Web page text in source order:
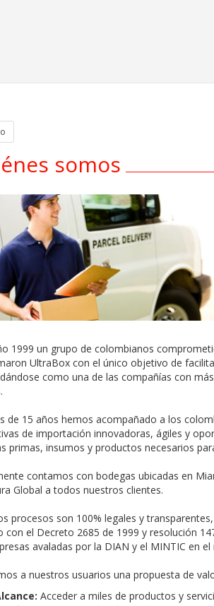
somos
1999 un grupo de colombianos
UltraBox con el único objetivo de
como una de las compañías con
de 15 años hemos acompañado a los
de importación innovadoras, ágiles y
primas, insumos y productos necesarios
contamos con bodegas ubicadas en
Global a todos nuestros clientes.
procesos son 100% legales y
con el Decreto 2685 de 1999 y resolución
avaladas por la DIAN y el MINTIC en
a nuestros usuarios una propuesta de
Acceder a miles de productos y